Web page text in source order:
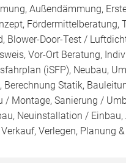
Außendämmung,
Fördermittelberatung,
Blower-Door-Test /
Vor-Ort Beratung,
(iSFP), Neubau,
Berechnung Statik,
/ Montage, Sanierung /
Neuinstallation / Einbau,
Verlegen, Planung